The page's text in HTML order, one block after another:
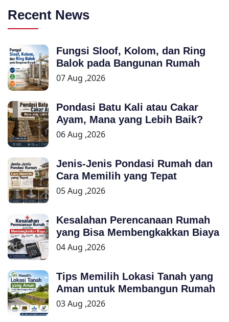
Recent News
Fungsi Sloof, Kolom, dan Ring
Balok pada Bangunan Rumah
07 Aug ,2026
Pondasi Batu Kali atau Cakar
Ayam, Mana yang Lebih Baik?
06 Aug ,2026
Jenis-Jenis Pondasi Rumah dan
Cara Memilih yang Tepat
05 Aug ,2026
Kesalahan Perencanaan Rumah
yang Bisa Membengkakkan Biaya
04 Aug ,2026
Tips Memilih Lokasi Tanah yang
Aman untuk Membangun Rumah
03 Aug ,2026